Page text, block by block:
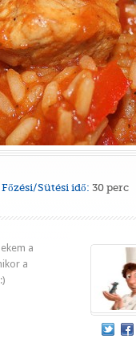
Főzési/Sütési idő: 30 perc
a
a